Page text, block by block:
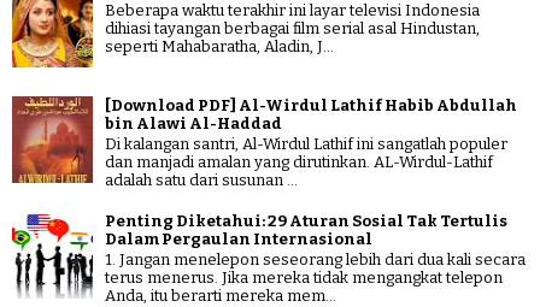
Beberapa waktu terakhir ini layar televisi Indonesia
dihiasi tayangan berbagai film serial asal Hindustan,
seperti Mahabaratha, Aladin, J...
[Download PDF] Al-Wirdul Lathif Habib Abdullah
bin Alawi Al-Haddad
Di kalangan santri, Al-Wirdul Lathif ini sangatlah populer
dan manjadi amalan yang dirutinkan. AL-Wirdul-Lathif
adalah satu dari susunan ...
Penting Diketahui: 29 Aturan Sosial Tak Tertulis
Dalam Pergaulan Internasional
1. Jangan menelepon seseorang lebih dari dua kali secara
terus menerus. Jika mereka tidak mengangkat telepon
Anda, itu berarti mereka mem...